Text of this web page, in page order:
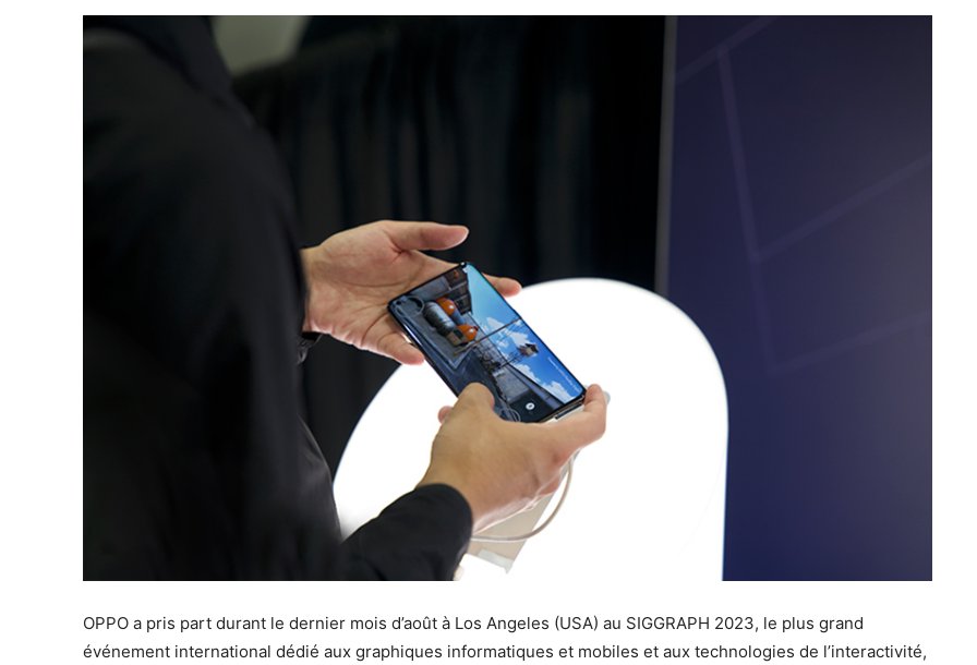
OPPO a pris part durant le dernier mois d’août à Los Angeles (USA) au SIGGRAPH 2023, le plus grand
événement international dédié aux graphiques informatiques et mobiles et aux technologies de l’interactivité,